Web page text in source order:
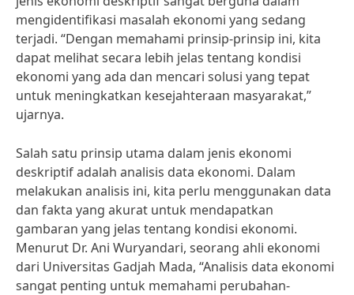
mengidentifikasi masalah ekonomi yang sedang
terjadi. “Dengan memahami prinsip-prinsip ini, kita
dapat melihat secara lebih jelas tentang kondisi
ekonomi yang ada dan mencari solusi yang tepat
untuk meningkatkan kesejahteraan masyarakat,”
ujarnya.
Salah satu prinsip utama dalam jenis ekonomi
deskriptif adalah analisis data ekonomi. Dalam
melakukan analisis ini, kita perlu menggunakan data
dan fakta yang akurat untuk mendapatkan
gambaran yang jelas tentang kondisi ekonomi.
Menurut Dr. Ani Wuryandari, seorang ahli ekonomi
dari Universitas Gadjah Mada, “Analisis data ekonomi
sangat penting untuk memahami perubahan-